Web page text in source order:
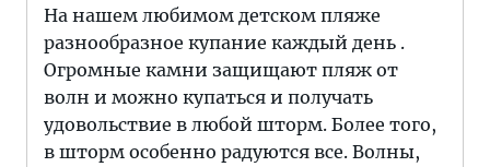
На нашем любимом детском пляже
разнообразное купание каждый день .
Огромные камни защищают пляж от
волн и можно купаться и получать
удовольствие в любой шторм. Более того,
в шторм особенно радуются все. Волны,